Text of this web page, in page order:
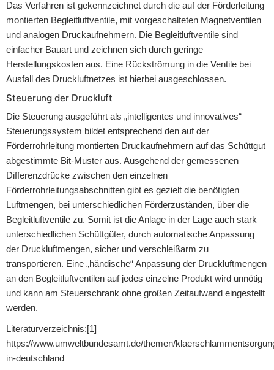
Das Verfahren ist gekennzeichnet durch die auf der Förderleitung
montierten Begleitluftventile, mit vorgeschalteten Magnetventilen
und analogen Druckaufnehmern. Die Begleitluftventile sind
einfacher Bauart und zeichnen sich durch geringe
Herstellungskosten aus. Eine Rückströmung in die Ventile bei
Ausfall des Druckluftnetzes ist hierbei ausgeschlossen.
Steuerung der Druckluft
Die Steuerung ausgeführt als „intelligentes und innovatives“
Steuerungssystem bildet entsprechend den auf der
Förderrohrleitung montierten Druckaufnehmern auf das Schüttgut
abgestimmte Bit-Muster aus. Ausgehend der gemessenen
Differenzdrücke zwischen den einzelnen
Förderrohrleitungsabschnitten gibt es gezielt die benötigten
Luftmengen, bei unterschiedlichen Förderzuständen, über die
Begleitluftventile zu. Somit ist die Anlage in der Lage auch stark
unterschiedlichen Schüttgüter, durch automatische Anpassung
der Druckluftmengen, sicher und verschleißarm zu
transportieren. Eine „händische“ Anpassung der Druckluftmengen
an den Begleitluftventilen auf jedes einzelne Produkt wird unnötig
und kann am Steuerschrank ohne großen Zeitaufwand eingestellt
werden.
Literaturverzeichnis:[1]
https://www.umweltbundesamt.de/themen/
in-deutschland